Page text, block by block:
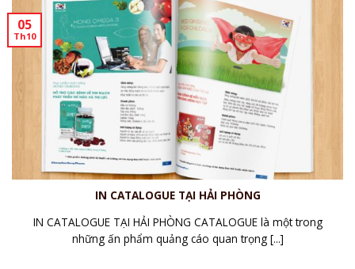
IN CATALOGUE TẠI HẢI PHÒNG
IN CATALOGUE TẠI HẢI PHÒNG CATALOGUE là một trong
những ấn phẩm quảng cáo quan trọng [...]
05
Th10